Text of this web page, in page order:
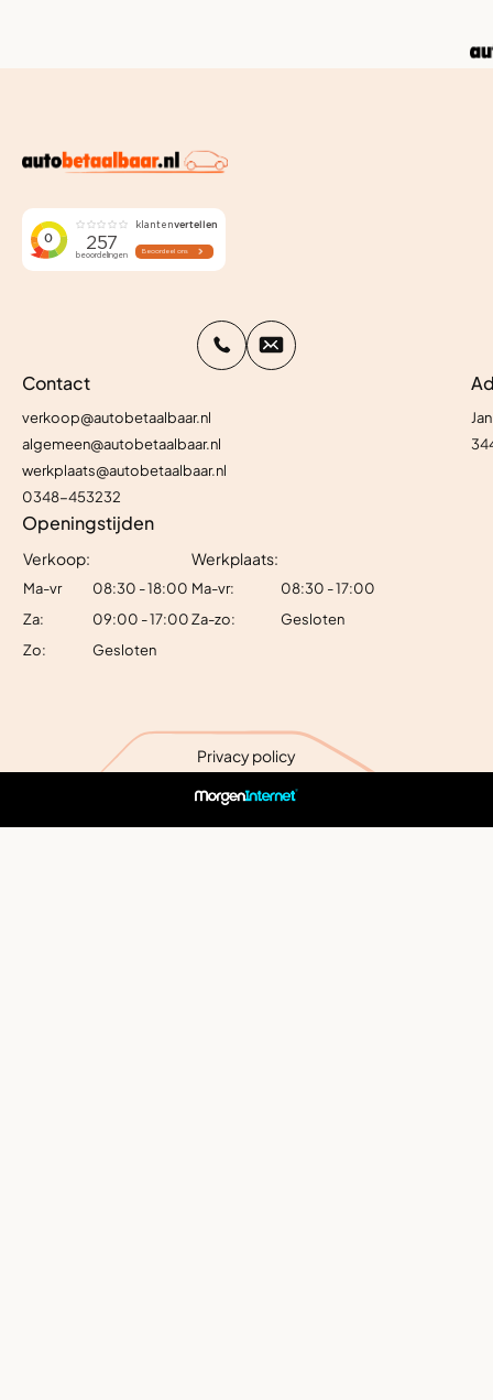
Contact
verkoop@autobetaalbaar.nl
algemeen@autobetaalbaar.nl
werkplaats@autobetaalbaar.nl
0348-453232
Openingstijden
Verkoop:
Ma-vr
08:30 - 18:00
Za:
09:00 - 17:00
Zo:
Gesloten
Werkplaats:
Ma-vr:
08:30 - 17:00
Za-zo:
Gesloten
Privacy policy